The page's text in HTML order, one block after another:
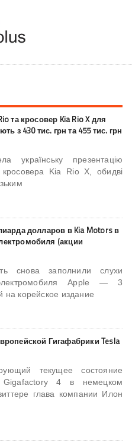
та кросовер Kia Rio X для
з 430 тис. грн та 455 тис. грн
українську презентацію
Kia Rio X, обидві
долларов в Kia Motors в
(акции
снова заполнили слухи
Apple — 3
корейское издание
Гигафабрики Tesla
текущее состояние
Gigafactory 4 в немецком
глава компании Илон